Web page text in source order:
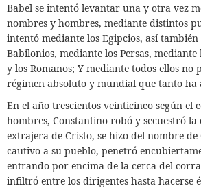
Babel se intentó levantar una y otra vez
nombres y hombres, mediante distintos
intentó mediante los Egipcios, así
Babilonios, mediante los Persas, mediante
y los Romanos; Y mediante todos ellos no
régimen absoluto y mundial que tanto ha
En el año trescientos veinticinco según el
hombres, Constantino robó y secuestró
extrajera de Cristo, se hizo del nombre
cautivo a su pueblo, penetró
entrando por encima de la cerca del
infiltró entre los dirigentes hasta hacerse